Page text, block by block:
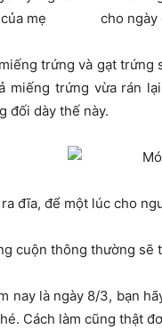
trứng và gạt trứng
miếng trứng vừa rán
đối dày thế này.
đĩa, để một lúc cho
cuộn thông thường sẽ
nay là ngày 8/3, bạn
Cách làm cũng thật